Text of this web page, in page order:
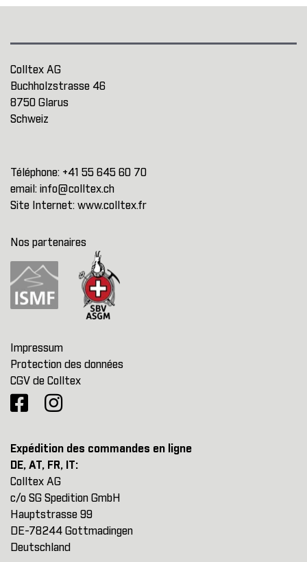
Colltex AG
Buchholzstrasse 46
8750 Glarus
Schweiz
Téléphone: +41 55 645 60 70
email: info@colltex.ch
Site Internet: www.colltex.fr
Nos partenaires
Impressum
Protection des données
CGV de Colltex
Expédition des commandes en ligne
DE, AT, FR, IT:
Colltex AG
c/o SG Spedition GmbH
Hauptstrasse 99
DE-78244 Gottmadingen
Deutschland